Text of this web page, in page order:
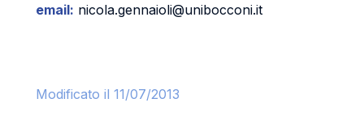
email: nicola.gennaioli@unibocconi.it
Modificato il 11/07/2013